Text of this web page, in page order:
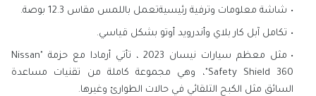
شاشة معلومات وترفية رئيسيةتعمل باللمس مقاس 12.3 بوصة.
تكامل آبل كار بلاي وأندرويد أوتو بشكل قياسي.
مثل معظم سيارات نيسان 2023 ، تأتي أرمادا مع حزمة "Nissan
Safety Shield 360"، وهي مجموعة كاملة من تقنيات مساعدة
السائق مثل الكبح التلقائي في حالات الطوارئ وغيرها.